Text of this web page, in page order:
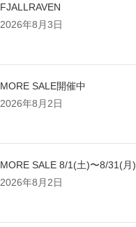
FJALLRAVEN
2026年8月3日
MORE SALE開催中
2026年8月2日
MORE SALE 8/1(土)〜8/31(月)
2026年8月2日